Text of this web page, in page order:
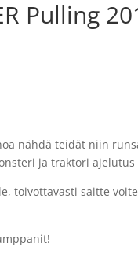
Pulling
nähdä teidät niin
ja traktori
toivottavasti saitte